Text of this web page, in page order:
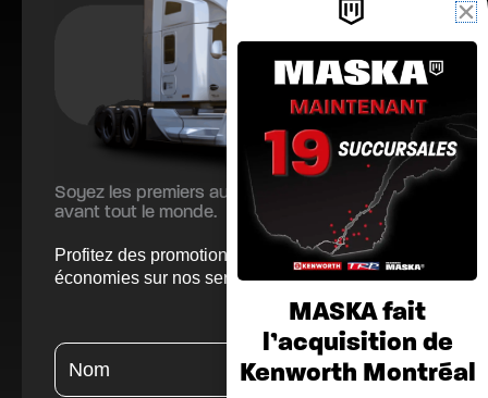
Soyez les premiers au courant de nos offres
avant tout le monde.
Profitez des promotions en cours et faites des
économies sur nos services et produits.
MASKA fait
l’acquisition de
Kenworth Montréal